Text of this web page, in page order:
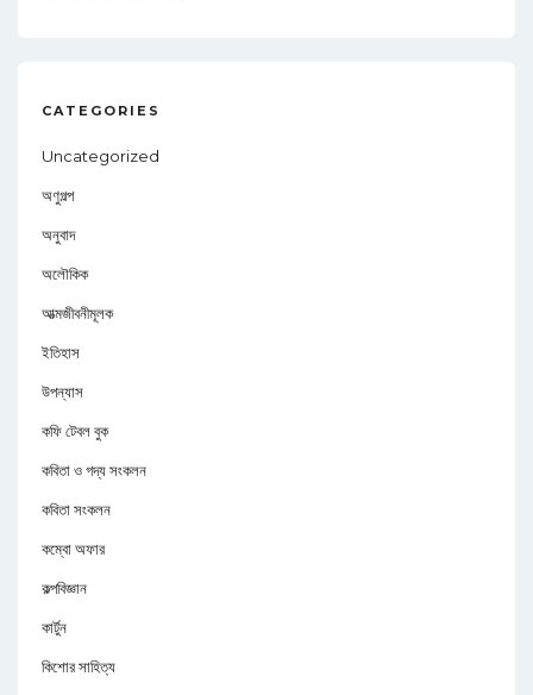
CATEGORIES
Uncategorized
অণুগল্প
অনুবাদ
অলৌকিক
আত্মজীবনীমূলক
ইতিহাস
উপন্যাস
কফি টেবল বুক
কবিতা ও গদ্য সংকলন
কবিতা সংকলন
কম্বো অফার
কল্পবিজ্ঞান
কার্টুন
কিশোর সাহিত্য